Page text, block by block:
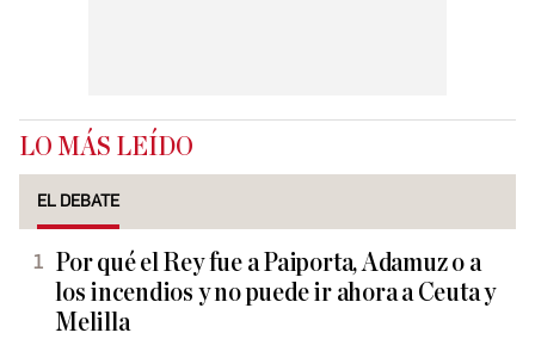
LO MÁS LEÍDO
EL DEBATE
Por qué el Rey fue a Paiporta, Adamuz o a
los incendios y no puede ir ahora a Ceuta y
Melilla